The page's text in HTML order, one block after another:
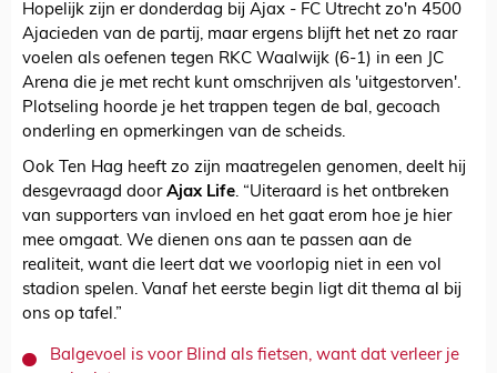
Hopelijk zijn er donderdag bij Ajax - FC Utrecht zo'n 4500
Ajacieden van de partij, maar ergens blijft het net zo raar
voelen als oefenen tegen RKC Waalwijk (6-1) in een JC
Arena die je met recht kunt omschrijven als 'uitgestorven'.
Plotseling hoorde je het trappen tegen de bal, gecoach
onderling en opmerkingen van de scheids.
Ook Ten Hag heeft zo zijn maatregelen genomen, deelt hij
desgevraagd door Ajax Life. “Uiteraard is het ontbreken
van supporters van invloed en het gaat erom hoe je hier
mee omgaat. We dienen ons aan te passen aan de
realiteit, want die leert dat we voorlopig niet in een vol
stadion spelen. Vanaf het eerste begin ligt dit thema al bij
ons op tafel.”
Balgevoel is voor Blind als fietsen, want dat verleer je